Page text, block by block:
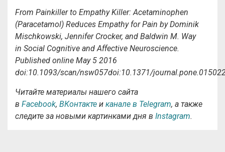
From Painkiller to Empathy Killer: Acetaminophen
(Paracetamol) Reduces Empathy for Pain by Dominik
Mischkowski, Jennifer Crocker, and Baldwin M. Way
in Social Cognitive and Affective Neuroscience.
Published online May 5 2016
doi:10.1093/scan/nsw057doi:10.1371/
Читайте материалы нашего сайта
в Facebook, ВКонтакте и канале в Telegram, а также
следите за новыми картинками дня в Instagram.